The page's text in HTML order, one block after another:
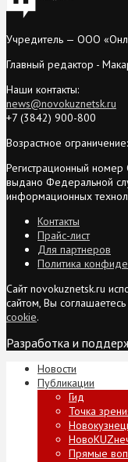
Учредитель — ООО
Главный редактор -
Наши контакты:
news@novokuznetsk.ru
+7 (3842) 900-800
Возрастное
Регистрационный
выдано Федеральной
информационных
Контакты
Прайс-лист
Для партнеров
Политика
Сайт novokuznetsk.ru
сайтом, Вы
cookie.
Разработка и
Новости
Публикации
Гид
Точка
Прямые